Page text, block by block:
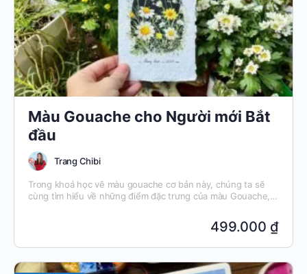
Màu Gouache cho Người mới Bắt
đầu
Trang Chibi
Trong khoá học vẽ màu gouache cơ bản này, chúng ta sẽ
cùng tìm hiểu về những điểm đặc trưng của màu Gouache,
cách vẽ những tác phẩm hoa xinh xắn. Khoá học được thiết
kế để phù hợp với các bạn chưa bao giờ học vẽ.499.000 ₫